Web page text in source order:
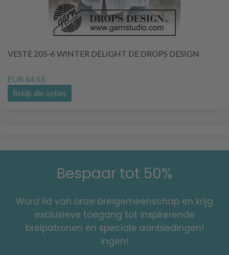
VESTE 205-6 WINTER DELIGHT DE DROPS DESIGN
EUR 64.55
Bekijk alle opties
Bespaar tot 50%
Word lid van onze breigemeenschap en krijg
exclusieve toegang tot inspirerende
breipatronen en speciale aanbiedingen!
ingen!